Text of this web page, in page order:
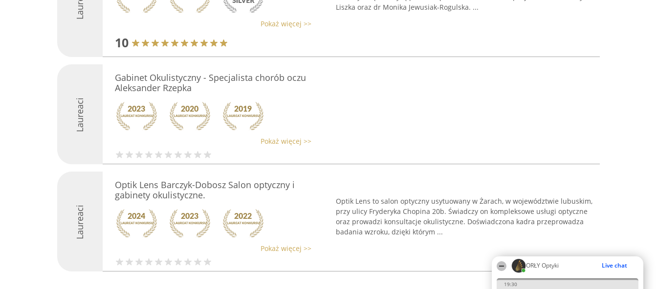
ORŁY Optyki Live chat
19:30
Pokaż więcej >>
10
Liszka oraz dr Monika Jewusiak-Rogulska. ...
Laureaci
Gabinet Okulistyczny - Specjalista chorób oczu
Aleksander Rzepka
Pokaż więcej >>
Laureaci
Optik Lens Barczyk-Dobosz Salon optyczny i
gabinety okulistyczne.
Pokaż więcej >>
Optik Lens to salon optyczny usytuowany w Żarach, w województwie lubuskim,
przy ulicy Fryderyka Chopina 20b. Świadczy on kompleksowe usługi optyczne
oraz prowadzi konsultacje okulistyczne. Doświadczona kadra przeprowadza
badania wzroku, dzięki którym ...